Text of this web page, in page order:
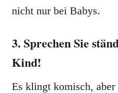
nicht nur bei Babys.
3. Sprechen Sie
Kind!
Es klingt komisch,